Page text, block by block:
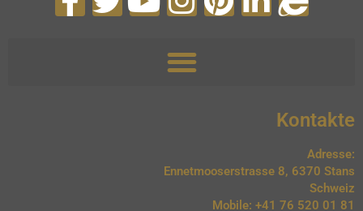
Kontakte
Adresse:
Ennetmooserstrasse 8, 6370 Stans
Schweiz
Mobile: +41 76 520 01 81